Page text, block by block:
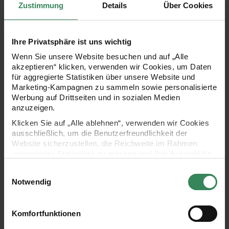
Zustimmung Details Über Cookies
Ihre Privatsphäre ist uns wichtig
Wenn Sie unsere Website besuchen und auf „Alle
akzeptieren“ klicken, verwenden wir Cookies, um Daten
für aggregierte Statistiken über unsere Website und
Marketing-Kampagnen zu sammeln sowie personalisierte
Werbung auf Drittseiten und in sozialen Medien
anzuzeigen.
Klicken Sie auf „Alle ablehnen“, verwenden wir Cookies
ausschließlich, um die Benutzerfreundlichkeit der
Website sicherzustellen, die Reichweite im Rahmen
Ihre Einwilligung ist freiwillig und kann jederzeit über den
Link „Cookie-Einstellungen“ im Fußbereich der Seite
verwendeten Technologien und den Empfängern der
Daten finden Sie in unserer Datenschutzerklärung.
Notwendig
Komfortfunktionen
024 Oliv
024
Oliv
021 Grün
021
Tanne